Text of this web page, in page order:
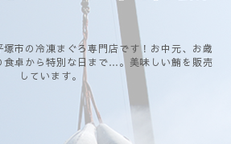
市の冷凍まぐろ専門店です！お中元、お歳
卓から特別な日まで…。美味しい鮪を販売
しています。